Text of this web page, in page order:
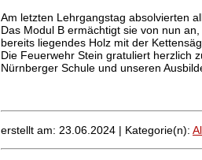
Am letzten Lehrgangstag absolvierten
Das Modul B ermächtigt sie von nun
bereits liegendes Holz mit der
Die Feuerwehr Stein gratuliert herzlich
Nürnberger Schule und unseren
erstellt am: 23.06.2024 | Kategorie(n):